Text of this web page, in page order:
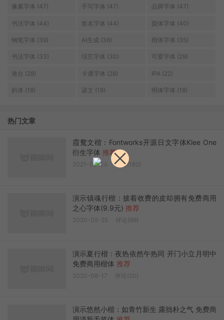
像素字体 (47) 手写字体 (47) 品牌字体 (47)
书法字体 (44) 签名字体 (44) 圆体字体 (40)
钢笔字体 (39) AI生成 (36) 楷体字体 (35)
书法字体 (33) 综艺字体 (30) 可爱字体 (29)
港台 (28) 卡通字体 (28) IPA (22)
斜体 (18) 谚文 (18) 明体字体 (18)
热门文章
霞鹜文楷：Fontworks开源日文字体Klee One
衍生字体 推荐
2021-02-06 评论(182)
演示镇魂行楷：披着收费的皮却拥有免费商用
之心字体(9.9元) 推荐
2020-05-25 评论(99)
演示夏行楷：夜热依然午热同 开门小立月明中
免费商用楷体 推荐
2020-08-17 评论(20)
演示悠然小楷：如青竹新生 露拙朴之气 免费商